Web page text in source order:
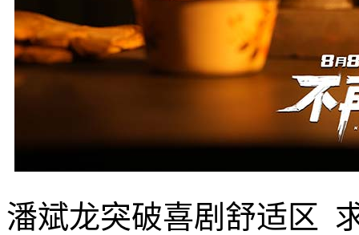
潘斌龙突破喜剧舒适区